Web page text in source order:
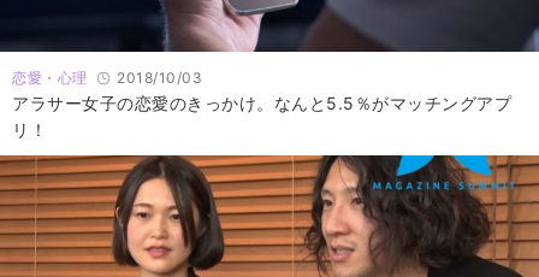
恋愛・心理 2018/10/03
アラサー女子の恋愛のきっかけ。なんと5.5％がマッチングアプ
リ！